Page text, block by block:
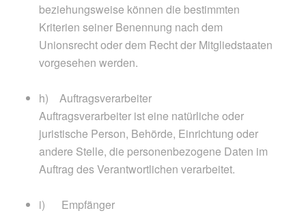
beziehungsweise können die bestimmten
Kriterien seiner Benennung nach dem
Unionsrecht oder dem Recht der Mitgliedstaaten
vorgesehen werden.
h) Auftragsverarbeiter
Auftragsverarbeiter ist eine natürliche oder
juristische Person, Behörde, Einrichtung oder
andere Stelle, die personenbezogene Daten im
Auftrag des Verantwortlichen verarbeitet.
i) Empfänger